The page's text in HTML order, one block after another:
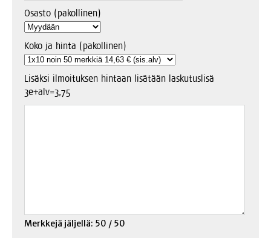
Osas­to (pakol­li­nen)
Koko ja hin­ta (pakol­li­nen)
Lisäk­si ilmoi­tuk­sen hin­taan lisä­tään las­ku­tus­li­sä
3e+alv=3,75
Merk­ke­jä jäl­jel­lä: 50 / 50